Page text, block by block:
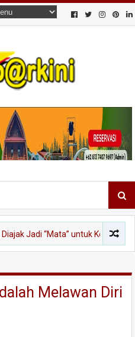
untuk Kebersihan Kota
Melawan Diri